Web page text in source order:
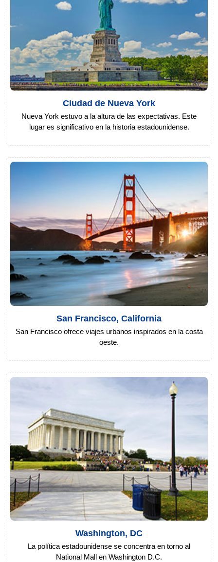
Ciudad de Nueva York
Nueva York estuvo a la altura de las expectativas. Este
lugar es significativo en la historia estadounidense.
San Francisco, California
San Francisco ofrece viajes urbanos inspirados en la costa
oeste.
Washington, DC
La política estadounidense se concentra en torno al
National Mall en Washington D.C.